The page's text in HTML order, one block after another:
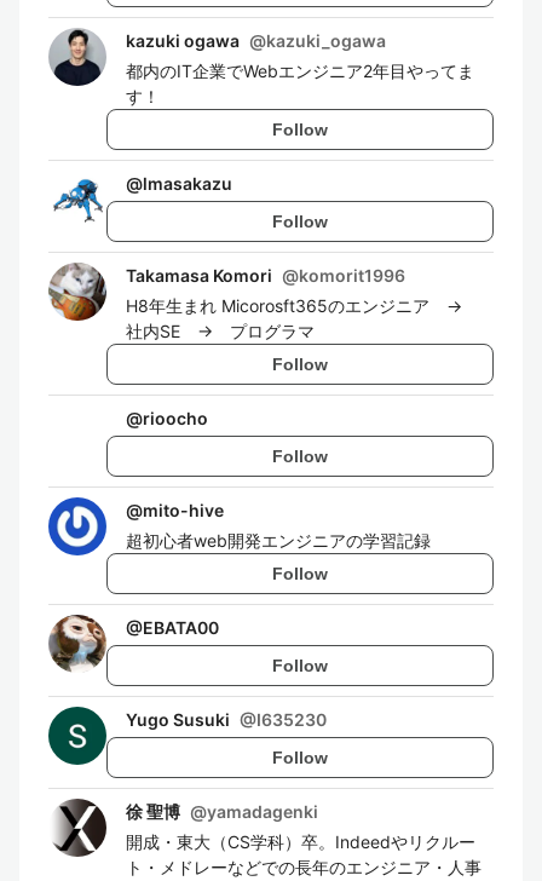
kazuki ogawa @kazuki_ogawa
都内のIT企業でWebエンジニア2年目やってま
す！
Follow
@lmasakazu
Follow
Takamasa Komori @komorit1996
H8年生まれ Micorosft365のエンジニア →
社内SE → プログラマ
Follow
@rioocho
Follow
@mito-hive
超初心者web開発エンジニアの学習記録
Follow
@EBATA00
Follow
Yugo Susuki @I635230
Follow
徐 聖博 @yamadagenki
開成・東大（CS学科）卒。Indeedやリクルー
ト・メドレーなどでの長年のエンジニア・人事